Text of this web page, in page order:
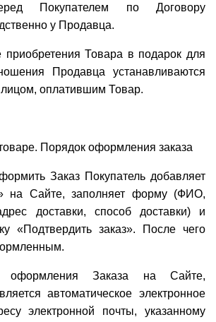
Покупателем по Договору
у Продавца.
приобретения Товара в подарок для
Продавца устанавливаются
оплатившим Товар.
Порядок оформления заказа
Заказ Покупатель добавляет
на Сайте, заполняет форму (ФИО,
доставки, способ доставки) и
«Подтвердить заказ». После чего
Заказа на Сайте,
автоматическое электронное
электронной почты, указанному